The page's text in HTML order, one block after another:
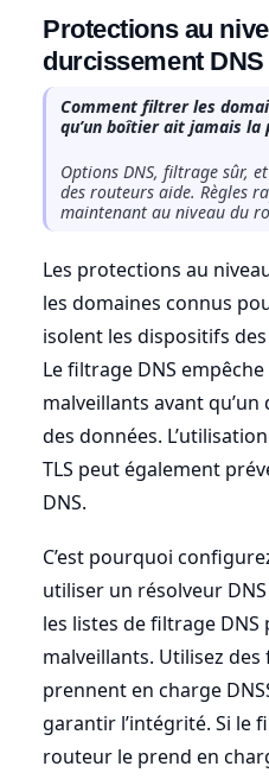
Protections au
durcissement DNS
Comment filtrer les
qu’un boîtier ait jamais la
Options DNS, filtrage sûr,
des routeurs aide. Règles
maintenant au niveau du
Les protections au
les domaines connus
isolent les dispositifs
Le filtrage DNS
malveillants avant
des données.
TLS peut également
DNS.
C’est pourquoi
utiliser un résolveur
les listes de filtrage
malveillants. Utilisez
prennent en charge
garantir l’intégrité. Si le
routeur le prend en